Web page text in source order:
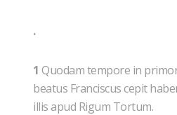
.
1 Quodam tempore in
beatus Franciscus cepit
illis apud Rigum Tortum.